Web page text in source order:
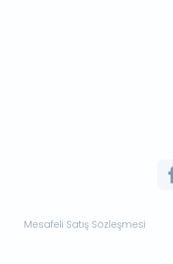
Mesafeli Satış Sözleşmesi